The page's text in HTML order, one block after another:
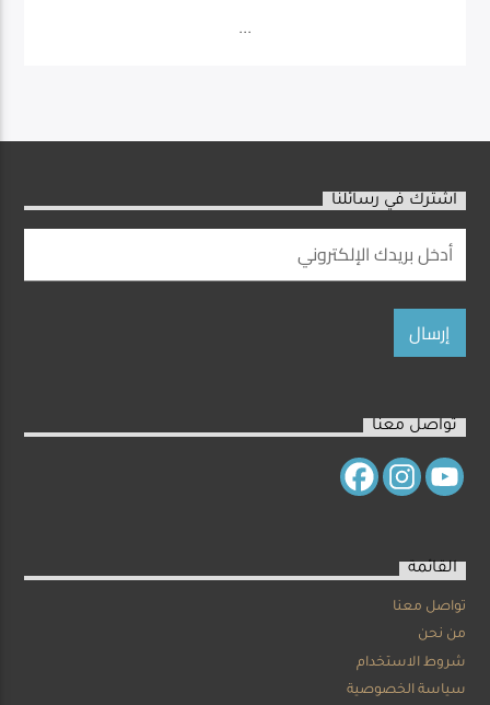
...
اشترك في رسائلنا
تواصل معنا
القائمة
تواصل معنا
من نحن
شروط الاستخدام
سياسة الخصوصية